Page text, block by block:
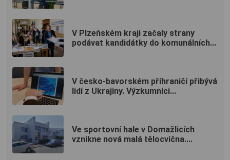
V Plzeňském kraji začaly strany
podávat kandidátky do komunálních...
V česko-bavorském příhraničí přibývá
lidí z Ukrajiny. Výzkumníci...
Ve sportovní hale v Domažlicích
vznikne nová malá tělocvična....